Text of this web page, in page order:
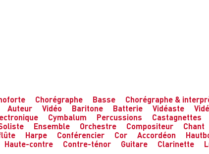
Chorégraphe Basse Chorégraphe &
Auteur Vidéo Baritone Batterie Vidéaste
Cymbalum Percussions Castagnettes
Ensemble Orchestre Compositeur Chant
Harpe Conférencier Cor Accordéon
Haute-contre Contre-ténor Guitare Clarinette